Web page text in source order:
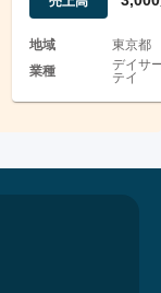
地域
東京都
業種
デイサ
テイ